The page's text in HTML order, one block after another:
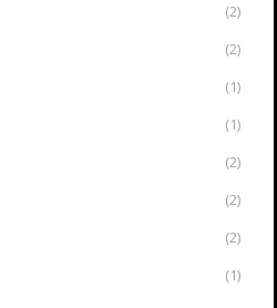
(2)
(2)
(1)
(1)
(2)
(2)
(2)
(1)